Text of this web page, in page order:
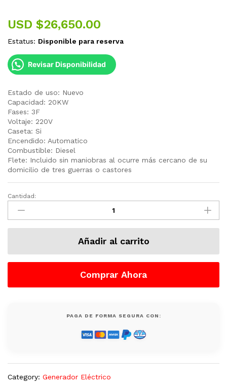
USD $26,650.00
Estatus: Disponible para reserva
Revisar Disponibilidad
Estado de uso: Nuevo
Capacidad: 20KW
Fases: 3F
Voltaje: 220V
Caseta: Si
Encendido: Automatico
Combustible: Diesel
Flete: Incluido sin maniobras al ocurre más cercano de su
domicilio de tres guerras o castores
Generador
Electrico
Diesel
Marca
Genmac
Nuevo
Cantidad:
Añadir al carrito
Comprar Ahora
PAGA DE FORMA SEGURA CON:
Category: Generador Eléctrico